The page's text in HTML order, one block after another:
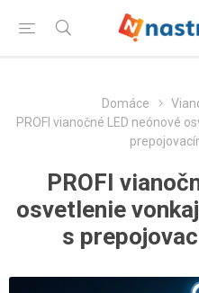
Domáce
PROFI vianočné LED neónové
PROFI
osvetlenie
s